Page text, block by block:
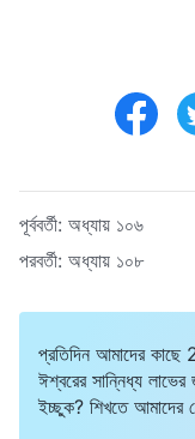
পূর্ববর্তী: অধ্যায় ১০৬
পরবর্তী: অধ্যায় ১০৮
প্রতিদিন আমাদের
ঈশ্বরের সান্নিধ্য
ইচ্ছুক? শিখতে আমাদের